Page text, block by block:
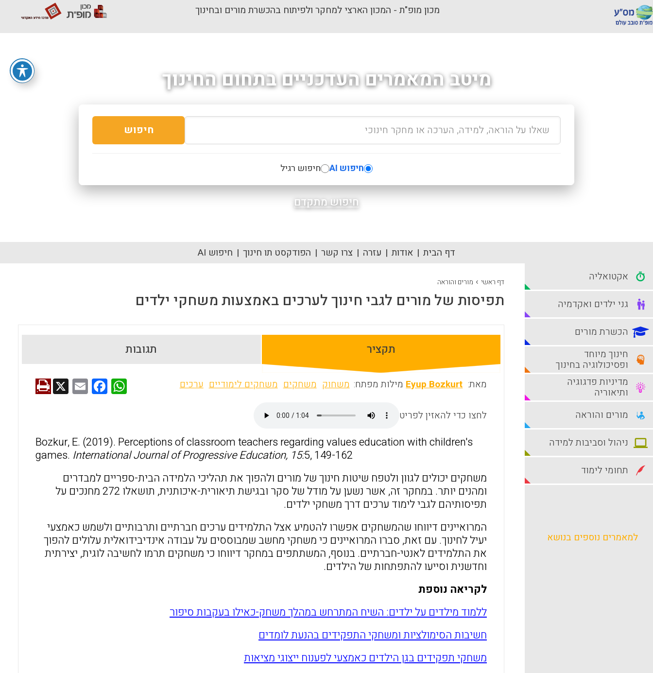
מכון מופ"ת - המכון הארצי למחקר ולפיתוח בהכשרת מורים ובחינוך
מיטב המאמרים העדכניים בתחום החינוך
חיפוש
חיפוש AI חיפוש רגיל
חיפוש מתקדם
דף הבית אודות עזרה צרו קשר הפודקסט תו חינוך חיפוש AI
דף ראשי › מורים והוראה
תפיסות של מורים לגבי חינוך לערכים באמצעות משחקי ילדים
תקציר תגובות
מאת: Eyup Bozkurt
W
h
s
A
p
p
F
a
b
o
o
k
E
m
X מילות מפתח: משחוק משחקים משחקים לימודיים ערכים
לחצו כדי להאזין לפריט
Bozkur, E. (2019). Perceptions of classroom teachers regarding values education with children's
games. International Journal of Progressive Education, 15:5, 149-162
משחקים יכולים לגוון ולטפח שיטות חינוך של מורים ולהפוך את תהליכי הלמידה הבית-ספריים למבדרים
ומהנים יותר. במחקר זה, אשר נשען על מודל של סקר ובגישת תיאורית-איכותנית, תושאלו 272 מחנכים על
תפיסותיהם לגבי לימוד ערכים דרך משחקי ילדים.
המרואיינים דיווחו שהמשחקים אפשרו להטמיע אצל התלמידים ערכים חברתיים ותרבותיים ולשמש כאמצעי
יעיל לחינוך. עם זאת, סברו המרואיינים כי משחקי מחשב שמבוססים על עבודה אינדיבידואלית עלולים להפוך
את התלמידים לאנטי-חברתיים. בנוסף, המשתתפים במחקר דיווחו כי משחקים תרמו לחשיבה לוגית, יצירתית
וחדשנית וסייעו להתפתחות של הילדים.
לקריאה נוספת
ללמוד מילדים על ילדים: השיח המתרחש במהלך משחק-כאילו בעקבות סיפור
חשיבות הסימולציות ומשחקי התפקידים בהנעת לומדים
משחקי תפקידים בגן הילדים כאמצעי לפענוח ייצוגי מציאות
אקטואליה
גני ילדים ואקדמיה
הכשרת מורים
חינוך מיוחד
ופסיכולוגיה בחינוך
מדיניות פדגוגיה
ותיאוריה
מורים והוראה
ניהול וסביבות למידה
תחומי לימוד
למאמרים נוספים בנושא